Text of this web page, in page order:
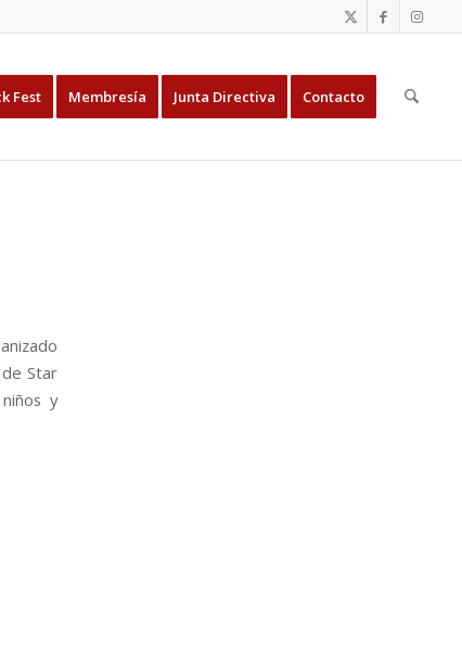
Fest Membresía Junta Directiva Contacto
Star
y